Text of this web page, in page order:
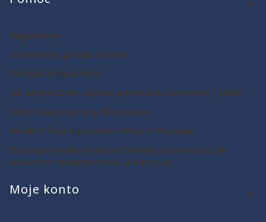
Regulaminy
Ustawienia plików cookies
Polityka prywatności
Jak bezpiecznie używać porcelanę, kamionkę i szkło!
Sklep stacjonarny w Warszawie
Modern Polish porcelain shop in Warsaw
Boutique moderne de porcelaine polonaise et de
souvenirs contemporains à Varsovie
Moje konto